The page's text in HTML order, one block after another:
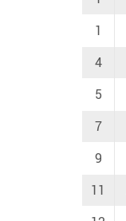
1
4
5
7
9
11